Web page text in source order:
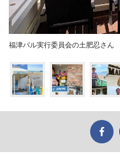
福津バル実行委員会の土肥忍さん